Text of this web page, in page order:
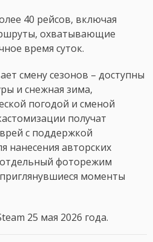
40 рейсов, включая
охватывающие
время суток.
смену сезонов – доступны
и снежная зима,
погодой и сменой
получат
с поддержкой
нанесения авторских
отдельный фоторежим
моменты
25 мая 2026 года.